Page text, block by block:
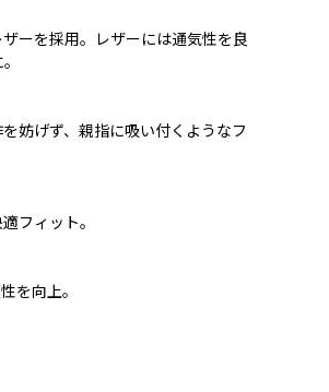
ーを採用。レザーには通気性を良
妨げず、親指に吸い付くようなフ
フィット。
を向上。